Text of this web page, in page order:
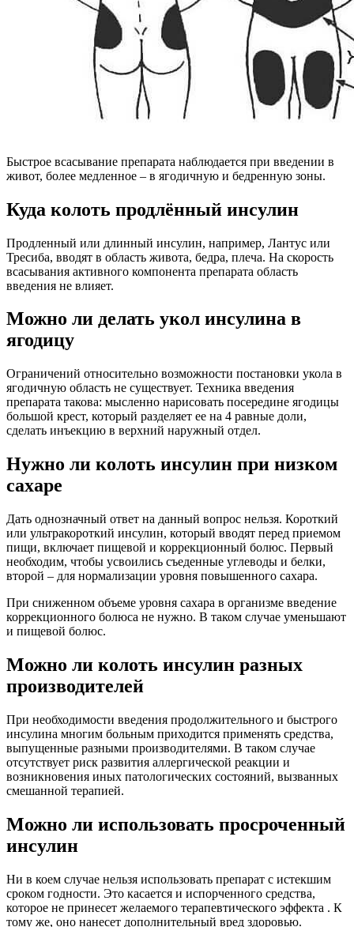
Быстрое всасывание препарата наблюдается при введении в
живот, более медленное – в ягодичную и бедренную зоны.
Куда колоть продлённый инсулин
Продленный или длинный инсулин, например, Лантус или
Тресиба, вводят в область живота, бедра, плеча. На скорость
всасывания активного компонента препарата область
введения не влияет.
Можно ли делать укол инсулина в
ягодицу
Ограничений относительно возможности постановки укола в
ягодичную область не существует. Техника введения
препарата такова: мысленно нарисовать посередине ягодицы
большой крест, который разделяет ее на 4 равные доли,
сделать инъекцию в верхний наружный отдел.
Нужно ли колоть инсулин при низком
сахаре
Дать однозначный ответ на данный вопрос нельзя. Короткий
или ультракороткий инсулин, который вводят перед приемом
пищи, включает пищевой и коррекционный болюс. Первый
необходим, чтобы усвоились съеденные углеводы и белки,
второй – для нормализации уровня повышенного сахара.
При сниженном объеме уровня сахара в организме введение
коррекционного болюса не нужно. В таком случае уменьшают
и пищевой болюс.
Можно ли колоть инсулин разных
производителей
При необходимости введения продолжительного и быстрого
инсулина многим больным приходится применять средства,
выпущенные разными производителями. В таком случае
отсутствует риск развития аллергической реакции и
возникновения иных патологических состояний, вызванных
смешанной терапией.
Можно ли использовать просроченный
инсулин
Ни в коем случае нельзя использовать препарат с истекшим
сроком годности. Это касается и испорченного средства,
которое не принесет желаемого терапевтического эффекта . К
тому же, оно нанесет дополнительный вред здоровью.